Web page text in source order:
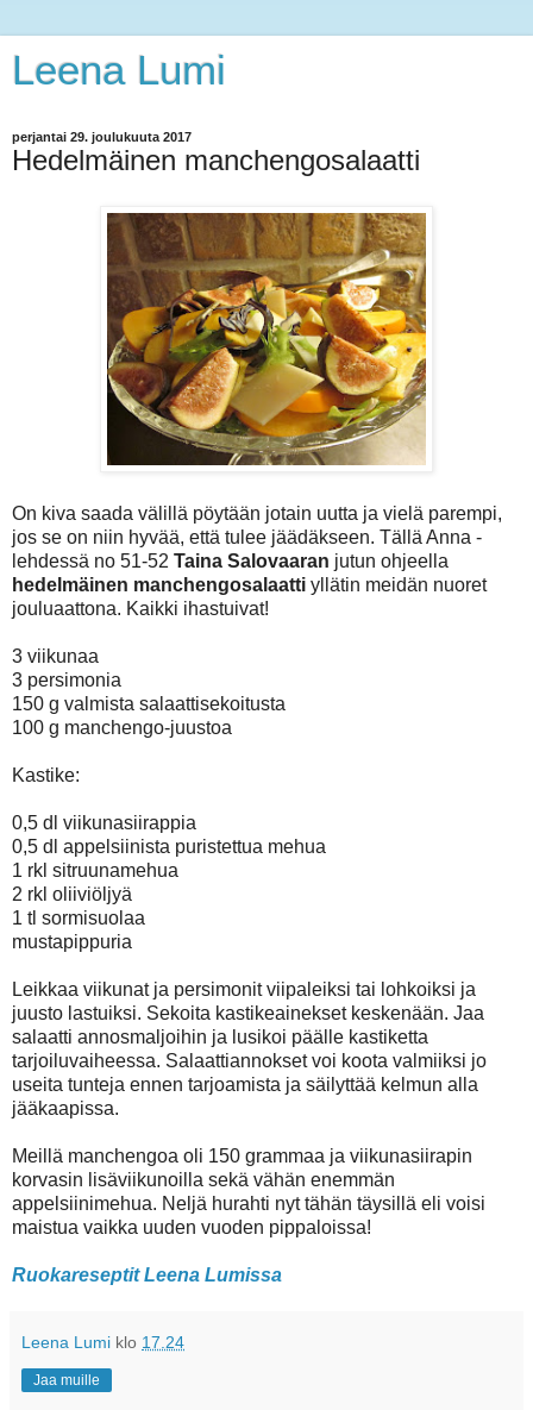
Leena Lumi
perjantai 29. joulukuuta 2017
Hedelmäinen manchengosalaatti
On kiva saada välillä pöytään jotain uutta ja vielä parempi,
jos se on niin hyvää, että tulee jäädäkseen. Tällä Anna -
lehdessä no 51-52 Taina Salovaaran jutun ohjeella
hedelmäinen manchengosalaatti yllätin meidän nuoret
jouluaattona. Kaikki ihastuivat!
3 viikunaa
3 persimonia
150 g valmista salaattisekoitusta
100 g manchengo-juustoa
Kastike:
0,5 dl viikunasiirappia
0,5 dl appelsiinista puristettua mehua
1 rkl sitruunamehua
2 rkl oliiviöljyä
1 tl sormisuolaa
mustapippuria
Leikkaa viikunat ja persimonit viipaleiksi tai lohkoiksi ja
juusto lastuiksi. Sekoita kastikeainekset keskenään. Jaa
salaatti annosmaljoihin ja lusikoi päälle kastiketta
tarjoiluvaiheessa. Salaattiannokset voi koota valmiiksi jo
useita tunteja ennen tarjoamista ja säilyttää kelmun alla
jääkaapissa.
Meillä manchengoa oli 150 grammaa ja viikunasiirapin
korvasin lisäviikunoilla sekä vähän enemmän
appelsiinimehua. Neljä hurahti nyt tähän täysillä eli voisi
maistua vaikka uuden vuoden pippaloissa!
Ruokareseptit Leena Lumissa
Leena Lumi klo 17.24
Jaa muille